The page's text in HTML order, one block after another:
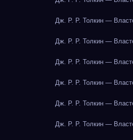
Дж. Р. Р. Толкин —
Дж. Р. Р. Толкин —
Дж. Р. Р. Толкин —
Дж. Р. Р. Толкин —
Дж. Р. Р. Толкин —
Дж. Р. Р. Толкин —